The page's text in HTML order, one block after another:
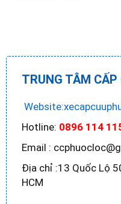
TRUNG TÂM
Hotline: 0896 114
Email :
Địa chỉ :13 Quốc Lộ
HCM